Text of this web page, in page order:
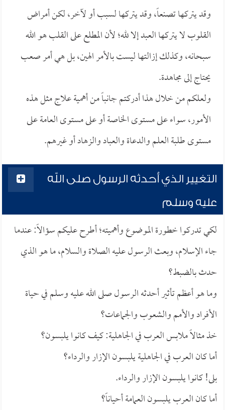
وقد يتركها تصنعاً، وقد يتركها لسبب أو لآخر، لكن أمراض
القلوب لا يتركها العبد إلا لله؛ لأن المطلع على القلب هو الله
سبحانه، وكذلك إزالتها ليست بالأمر الهين، بل هي أمر صعب
يحتاج إلى مجاهدة.
ولعلكم من خلال هذا أدركتم جانباً من أهمية علاج مثل هذه
الأمور، سواء على مستوى الخاصة أو على مستوى العامة على
مستوى طلبة العلم والدعاة والعباد والزهاد أو غيرهم.
التغيير الذي أحدثه الرسول صلى الله
عليه وسلم
لكي تدركوا خطورة الموضوع وأهميته؛ أطرح عليكم سؤالاً: عندما
جاء الإسلام، وبعث الرسول عليه الصلاة والسلام، ما هو الذي
حدث بالضبط؟
وما هو أعظم تأثير أحدثه الرسول صلى الله عليه وسلم في حياة
الأفراد والأمم والشعوب والجماعات؟
خذ مثالاً ملابس العرب في الجاهلية: كيف كانوا يلبسون؟
أما كان العرب في الجاهلية يلبسون الإزار والرداء؟
بلى! كانوا يلبسون الإزار والرداء.
أما كان العرب يلبسون العمامة أحياناً؟